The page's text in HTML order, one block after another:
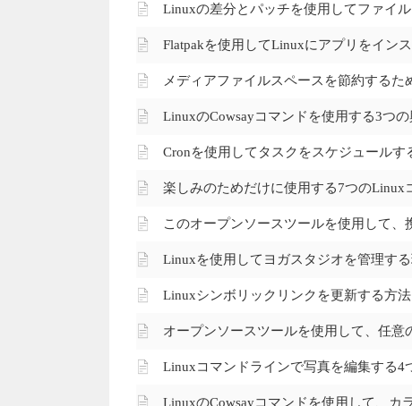
Linuxの差分とパッチを使用してファイ
Flatpakを使用してLinuxにアプリをイン
メディアファイルスペースを節約する
Linuxのcowsayコマンドを使用する3つ
Cronを使用してタスクをスケジュールす
楽しみのためだけに使用する7つのLinux
このオープンソースツールを使用して
Linuxを使用してヨガスタジオを管理す
Linuxシンボリックリンクを更新する方法
オープンソースツールを使用して、任
Linuxコマンドラインで写真を編集する4
Linuxのcowsayコマンドを使用して、カ